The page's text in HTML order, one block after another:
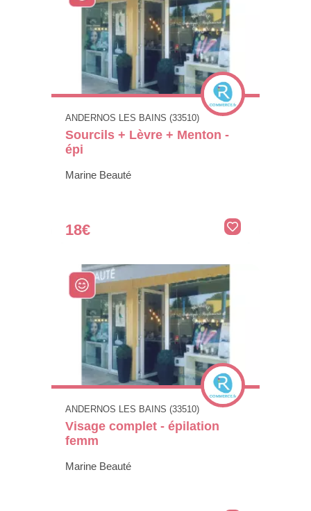
ANDERNOS LES BAINS (33510)
Sourcils + Lèvre + Menton -
épi
Marine Beauté
18€
ANDERNOS LES BAINS (33510)
Visage complet - épilation
femm
Marine Beauté